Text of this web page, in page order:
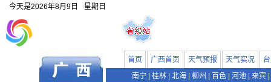
今天是2026年8月9日 星期日
首页 广西首页 天气预报 天气实况
南宁
桂林 北海 柳州 百色 河池 来宾